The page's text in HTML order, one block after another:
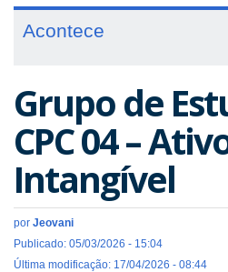
Acontece
Grupo de
CPC 04 –
Intangível
por Jeovani
Publicado: 05/03/2026 - 15:04
Última modificação: 17/04/2026 - 08:44